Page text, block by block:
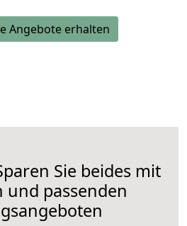
Angebote erhalten
Sie beides mit
und passenden